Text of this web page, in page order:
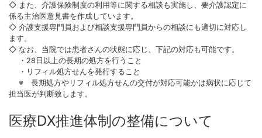
◇ また、介護保険制度の利用等に関する相談も実施し、要介護認定に
係る主治医意見書を作成しています。
◇ 介護支援専門員および相談支援専門員からの相談にも適切に対応し
ます。
◇ なお、当院では患者さんの状態に応じ、下記の対応も可能です。
・28日以上の長期の処方を行うこと
・リフィル処方せんを発行すること
※ 長期処方やリフィル処方せんの交付が対応可能かは病状に応じて
担当医が判断致します。
医療DX推進体制の整備について